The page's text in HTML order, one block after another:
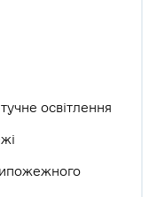
освітлення